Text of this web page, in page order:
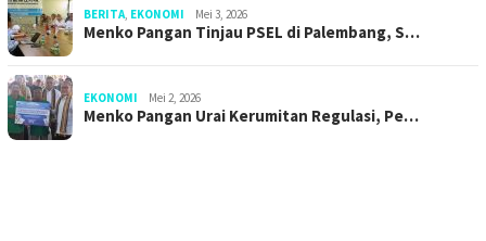
BERITA EKONOMI Mei 3, 2026
Menko Pangan Tinjau PSEL di Palembang, S…
EKONOMI Mei 2, 2026
Menko Pangan Urai Kerumitan Regulasi, Pe…